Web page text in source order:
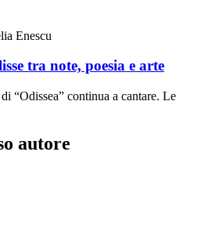
Enescu
tra note, poesia e arte
“Odissea” continua a cantare. Le
autore